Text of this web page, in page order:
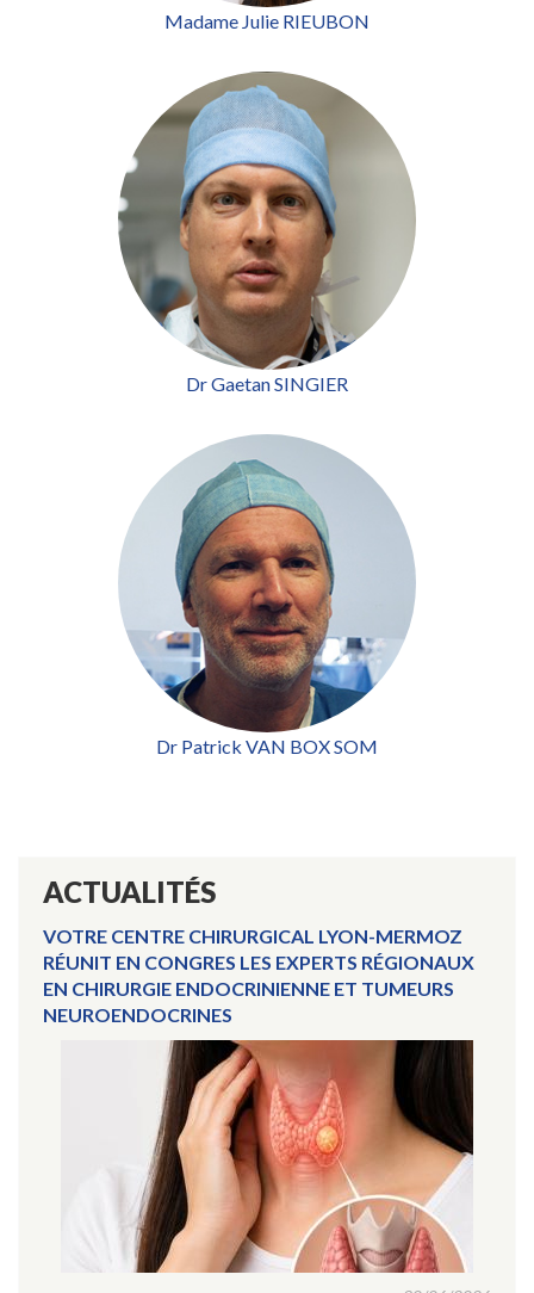
Madame Julie RIEUBON
Dr Gaetan SINGIER
Dr Patrick VAN BOX SOM
ACTUALITÉS
VOTRE CENTRE CHIRURGICAL LYON-MERMOZ
RÉUNIT EN CONGRES LES EXPERTS RÉGIONAUX
EN CHIRURGIE ENDOCRINIENNE ET TUMEURS
NEUROENDOCRINES